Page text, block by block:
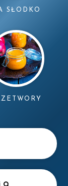
SŁODKO